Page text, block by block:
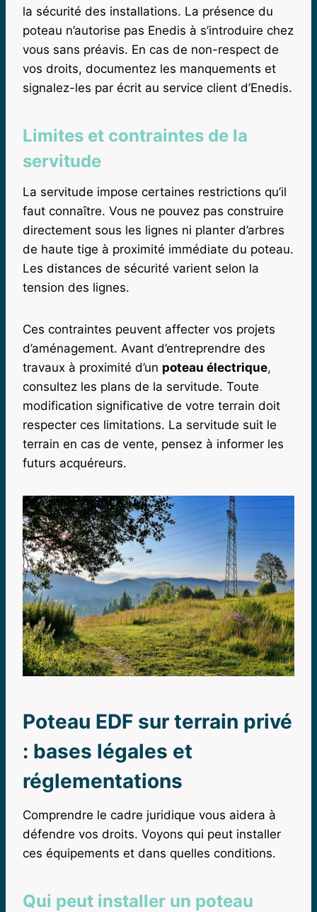
la sécurité des installations. La présence du
poteau n’autorise pas Enedis à s’introduire chez
vous sans préavis. En cas de non-respect de
vos droits, documentez les manquements et
signalez-les par écrit au service client d’Enedis.
Limites et contraintes de la
servitude
La servitude impose certaines restrictions qu’il
faut connaître. Vous ne pouvez pas construire
directement sous les lignes ni planter d’arbres
de haute tige à proximité immédiate du poteau.
Les distances de sécurité varient selon la
tension des lignes.
Ces contraintes peuvent affecter vos projets
d’aménagement. Avant d’entreprendre des
travaux à proximité d’un poteau électrique,
consultez les plans de la servitude. Toute
modification significative de votre terrain doit
respecter ces limitations. La servitude suit le
terrain en cas de vente, pensez à informer les
futurs acquéreurs.
Poteau EDF sur terrain privé
: bases légales et
réglementations
Comprendre le cadre juridique vous aidera à
défendre vos droits. Voyons qui peut installer
ces équipements et dans quelles conditions.
Qui peut installer un poteau